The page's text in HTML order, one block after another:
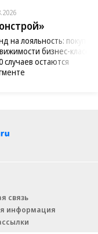
на лояльность:
бизнес-класса
случаев остаются
связь
информация